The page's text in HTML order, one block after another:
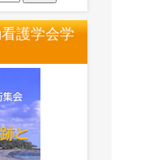
護学会学